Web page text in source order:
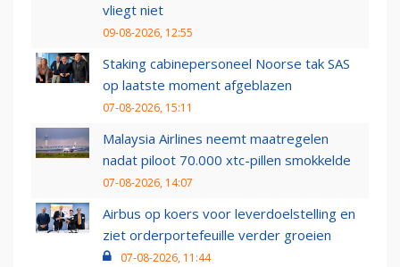
vliegt niet
09-08-2026, 12:55
Staking cabinepersoneel Noorse tak SAS
op laatste moment afgeblazen
07-08-2026, 15:11
Malaysia Airlines neemt maatregelen
nadat piloot 70.000 xtc-pillen smokkelde
07-08-2026, 14:07
Airbus op koers voor leverdoelstelling en
ziet orderportefeuille verder groeien
07-08-2026, 11:44